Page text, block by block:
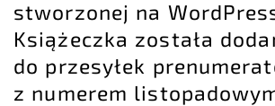
stworzonej na
Książeczka została
do przesyłek
z numerem